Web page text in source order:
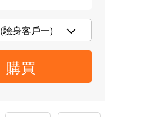
(驗身客戶一)
購買